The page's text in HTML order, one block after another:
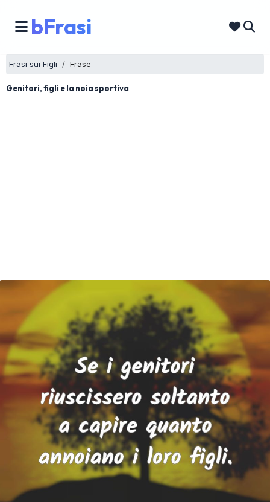
bFrasi
Frasi sui Figli Frase
Genitori, figli e la noia sportiva